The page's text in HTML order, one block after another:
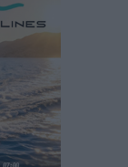
Πάνω από
Πειραιά